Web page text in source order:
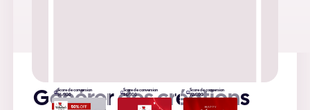
Générer des créations
Score de conversion
96/100
Score de conversion
94/100
Score de conversion
92/100